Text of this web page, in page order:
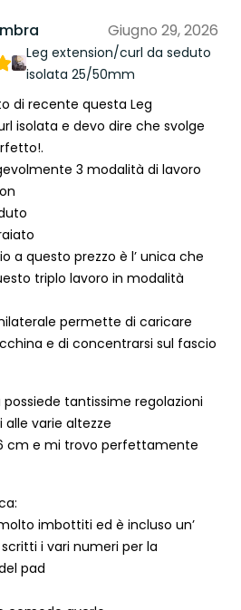
Giugno 29, 2026
Leg extension/curl da seduto
isolata 25/50mm
di recente questa Leg
isolata e devo dire che svolge
3 modalità di lavoro
a questo prezzo è l’ unica che
triplo lavoro in modalità
permette di caricare
e di concentrarsi sul fascio
tantissime regolazioni
varie altezze
cm e mi trovo perfettamente
imbottiti ed è incluso un’
i vari numeri per la
pad